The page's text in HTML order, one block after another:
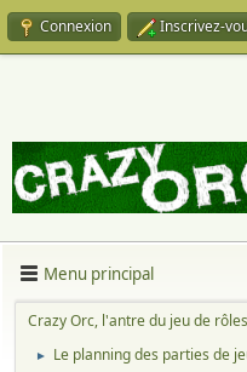
Connexion Inscrivez-
Menu principal
Crazy Orc, l'antre du jeu de
► Le planning des parties de